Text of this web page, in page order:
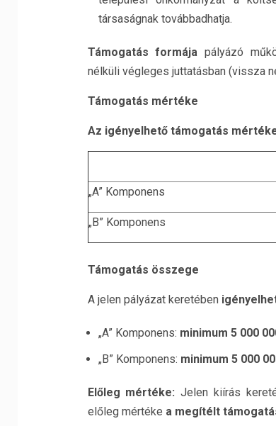
társaságnak továbbadhatja.
Támogatás formája pályázó
nélküli végleges juttatásban (vissza
Támogatás mértéke
Az igényelhető támogatás
„A” Komponens
„B” Komponens
Támogatás összege
A jelen pályázat keretében
„A” Komponens: minimum 5 000
„B” Komponens: minimum 5 000
Előleg mértéke:Jelen kiírás
előleg mértéke a megítélt